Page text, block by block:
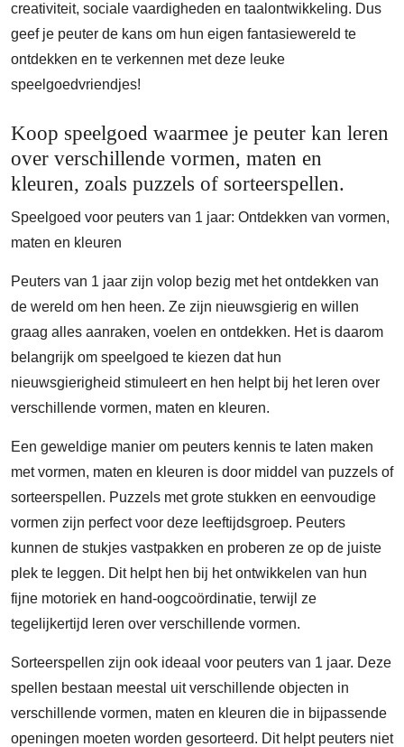
creativiteit, sociale vaardigheden en taalontwikkeling. Dus
geef je peuter de kans om hun eigen fantasiewereld te
ontdekken en te verkennen met deze leuke
speelgoedvriendjes!
Koop speelgoed waarmee je peuter kan leren
over verschillende vormen, maten en
kleuren, zoals puzzels of sorteerspellen.
Speelgoed voor peuters van 1 jaar: Ontdekken van vormen,
maten en kleuren
Peuters van 1 jaar zijn volop bezig met het ontdekken van
de wereld om hen heen. Ze zijn nieuwsgierig en willen
graag alles aanraken, voelen en ontdekken. Het is daarom
belangrijk om speelgoed te kiezen dat hun
nieuwsgierigheid stimuleert en hen helpt bij het leren over
verschillende vormen, maten en kleuren.
Een geweldige manier om peuters kennis te laten maken
met vormen, maten en kleuren is door middel van puzzels of
sorteerspellen. Puzzels met grote stukken en eenvoudige
vormen zijn perfect voor deze leeftijdsgroep. Peuters
kunnen de stukjes vastpakken en proberen ze op de juiste
plek te leggen. Dit helpt hen bij het ontwikkelen van hun
fijne motoriek en hand-oogcoördinatie, terwijl ze
tegelijkertijd leren over verschillende vormen.
Sorteerspellen zijn ook ideaal voor peuters van 1 jaar. Deze
spellen bestaan meestal uit verschillende objecten in
verschillende vormen, maten en kleuren die in bijpassende
openingen moeten worden gesorteerd. Dit helpt peuters niet